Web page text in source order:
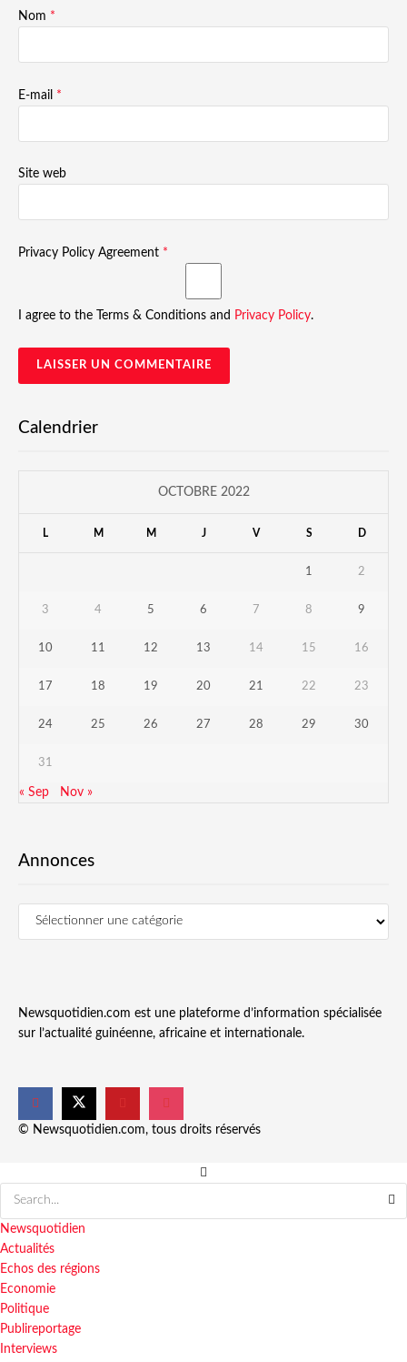
Nom *
E-mail *
Site web
Privacy Policy Agreement *
I agree to the Terms & Conditions and Privacy Policy.
Calendrier
OCTOBRE 2022
L M M J V S D
1 2
3 4 5 6 7 8 9
10 11 12 13 14 15 16
17 18 19 20 21 22 23
24 25 26 27 28 29 30
31
« Sep Nov »
Annonces
Newsquotidien.com est une plateforme d’information spécialisée
sur l’actualité guinéenne, africaine et internationale.
© Newsquotidien.com, tous droits réservés
Newsquotidien
Actualités
Echos des régions
Economie
Politique
Publireportage
Interviews